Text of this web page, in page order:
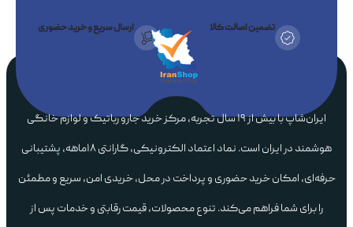
تضمین اصالت کالا ارسال سریع و خرید حضوری
ایران‌شاپ با بیش از ۱۹ سال تجربه، مرکز خرید جارو رباتیک و لوازم خانگی
هوشمند در ایران است. نماد اعتماد الکترونیکی، گارانتی ۱۸ماهه، پشتیبانی
حرفه‌ای، امکان خرید حضوری و پرداخت در محل، خریدی امن، سریع و مطمئن
را برای شما فراهم می‌کند. تنوع محصولات، قیمت رقابتی و خدمات پس از